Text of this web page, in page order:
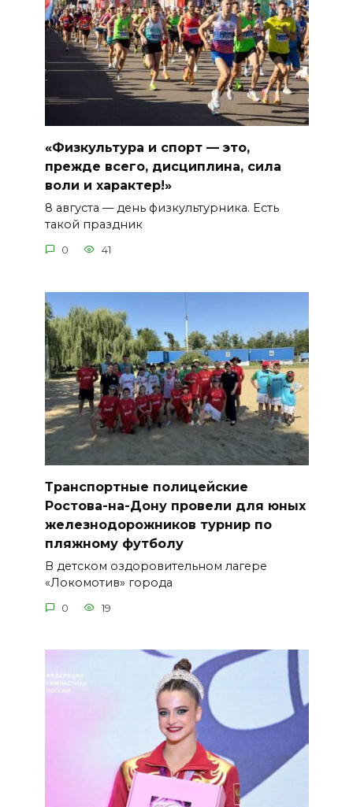
«Физкультура и спорт — это,
прежде всего, дисциплина, сила
воли и характер!»
8 августа — день физкультурника. Есть
такой праздник
0 41
Транспортные полицейские
Ростова-на-Дону провели для юных
железнодорожников турнир по
пляжному футболу
В детском оздоровительном лагере
«Локомотив» города
0 19